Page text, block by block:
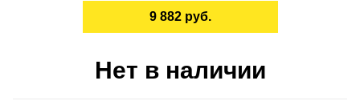
9 882 руб.
Нет в наличии